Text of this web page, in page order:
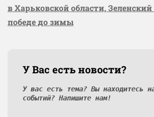
в Харьковской области, Зеленский
победе до зимы
У Вас есть новости?
У вас есть тема? Вы находитесь
событий? Напишите нам!